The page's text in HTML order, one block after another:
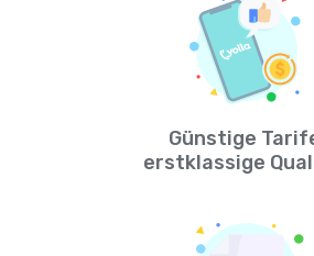
Günstige
erstklassige